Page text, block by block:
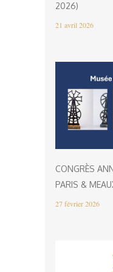
2026)
21 avril 2026
CONGRÈS
PARIS &
27 février 2026